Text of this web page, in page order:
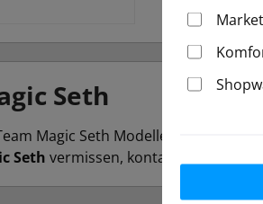
Seth
Magic Seth Modelle, die
Seth vermissen, kontaktieren Sie